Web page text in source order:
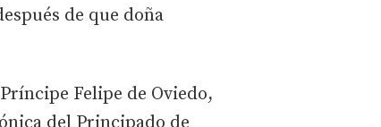
de que doña
Felipe de Oviedo,